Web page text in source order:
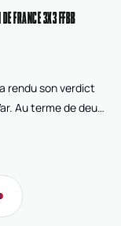
FRANCE 3X3 FFBB
rendu son verdict
Au terme de deux
Cousteau, Lille